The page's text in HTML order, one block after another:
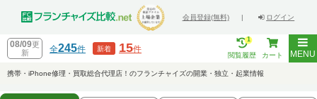
会員登録(無料) | ログイン
08/09更
新
全245件 新着 15件
1
閲覧履歴 カート MENU
携帯・iPhone修理・買取総合代理店！のフランチャイズの開業・独立・起業情報